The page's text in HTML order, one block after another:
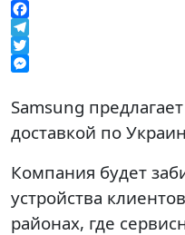
Facebook
Telegram
Twitter
Samsung
доставкой по
Компания будет
устройства
районах, где